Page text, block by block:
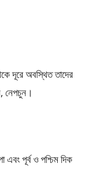
দূরে অবস্থিত তাদের
নেপচুন।
পূর্ব ও পশ্চিম দিক